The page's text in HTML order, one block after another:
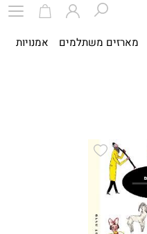
מארזים משתלמים אמנויות